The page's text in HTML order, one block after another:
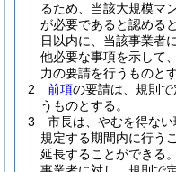
るため、当該大規模マ
が必要であると認める
日以内に、当該事業者
他必要な事項を示して
力の要請を行うものとす
2
前項の要請は、規則
うものとする。
3
市長は、やむを得ない
規定する期間内に行う
延長することができる。